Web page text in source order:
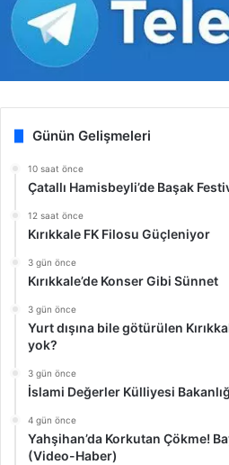
Günün Gelişmeleri
10 saat önce
Çatallı Hamisbeyli’de Başak
12 saat önce
Kırıkkale FK Filosu Güçleniyor
3 gün önce
Kırıkkale’de Konser Gibi Sünnet
3 gün önce
Yurt dışına bile götürülen
yok?
3 gün önce
İslami Değerler Külliyesi
4 gün önce
Yahşihan’da Korkutan Çökme!
(Video-Haber)